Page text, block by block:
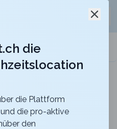
Feier mit einer herrlich
die
die Plattform
die pro-aktive
den